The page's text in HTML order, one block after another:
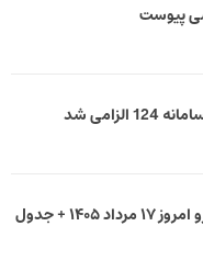
پیوست
شد
+ جدول